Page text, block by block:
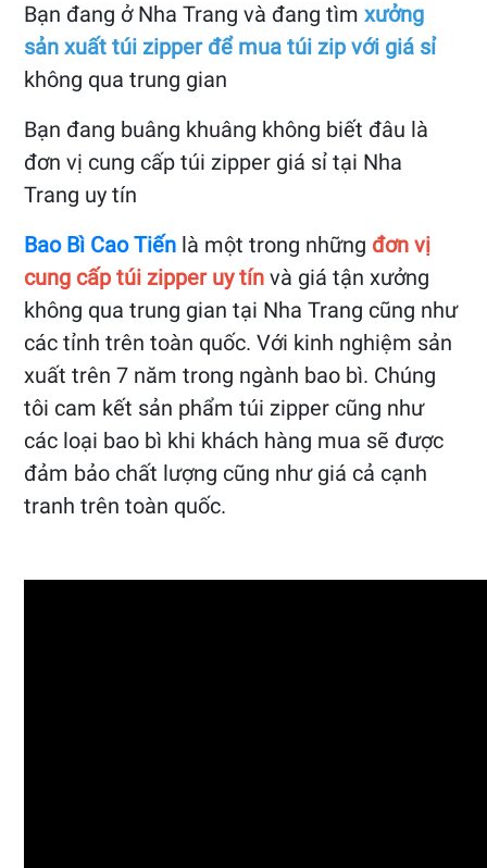
Bạn đang ở Nha Trang và đang tìmxưởng
sản xuất túi zipper để mua túi zip với giá sỉ
không qua trung gian
Bạn đang buâng khuâng không biết đâu là
đơn vị cung cấp túi zipper giá sỉ tại Nha
Trang uy tín
Bao Bì Cao Tiến là một trong những đơn vị
cung cấp túi zipper uy tín và giá tận xưởng
không qua trung gian tại Nha Trang cũng như
các tỉnh trên toàn quốc. Với kinh nghiệm sản
xuất trên 7 năm trong ngành bao bì. Chúng
tôi cam kết sản phẩm túi zipper cũng như
các loại bao bì khi khách hàng mua sẽ được
đảm bảo chất lượng cũng như giá cả cạnh
tranh trên toàn quốc.